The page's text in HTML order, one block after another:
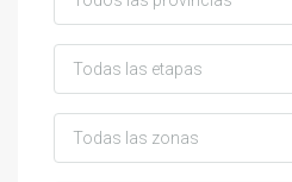
Todas las etapas
Todas las zonas